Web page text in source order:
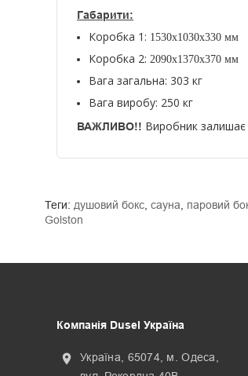
Габарити:
Коробка 1: 1530x1030x330 мм
Коробка 2: 2090x1370x370 мм
Вага загальна: 303 кг
Вага виробу: 250 кг
ВАЖЛИВО!! Виробник залишає
Теги: душовий бокс, сауна, паровий
Golston
Компанія Dusel Україна
location_on
Україна, 65074, м. Одеса,